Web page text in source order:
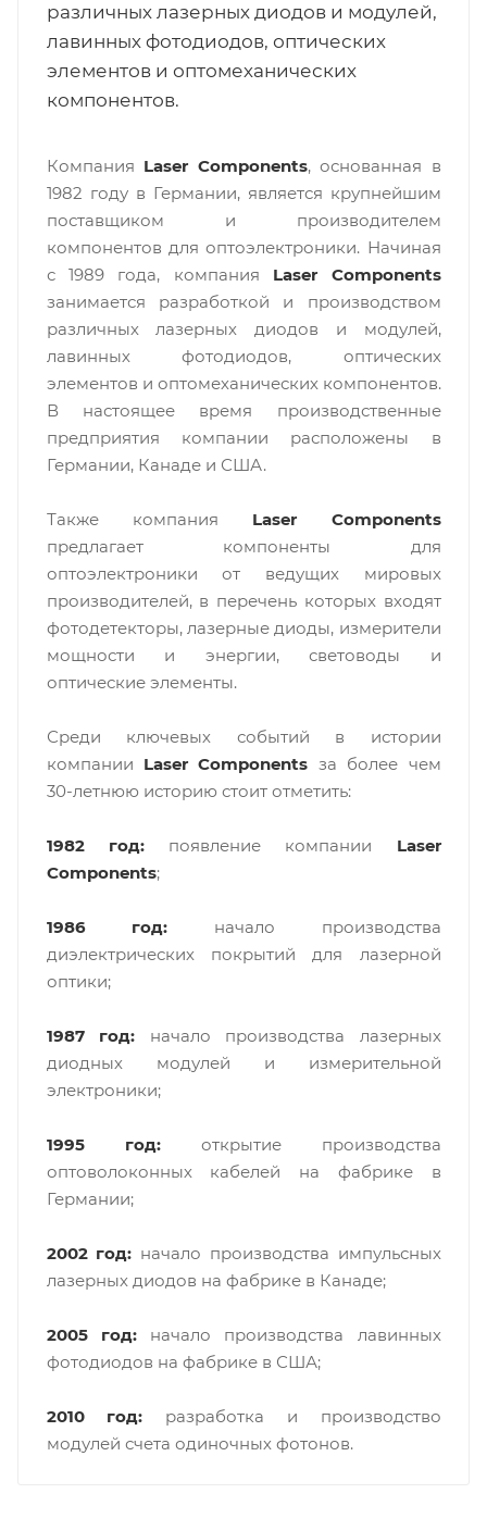
различных лазерных диодов и модулей,
лавинных фотодиодов, оптических
элементов и оптомеханических
компонентов.
Компания Laser Components, основанная в
1982 году в Германии, является крупнейшим
поставщиком и производителем
компонентов для оптоэлектроники. Начиная
с 1989 года, компания Laser Components
занимается разработкой и производством
различных лазерных диодов и модулей,
лавинных фотодиодов, оптических
элементов и оптомеханических компонентов.
В настоящее время производственные
предприятия компании расположены в
Германии, Канаде и США.
Также компания Laser Components
предлагает компоненты для
оптоэлектроники от ведущих мировых
производителей, в перечень которых входят
фотодетекторы, лазерные диоды, измерители
мощности и энергии, световоды и
оптические элементы.
Среди ключевых событий в истории
компании Laser Components за более чем
30-летнюю историю стоит отметить:
1982 год:появление компании Laser
Components;
1986 год: начало производства
диэлектрических покрытий для лазерной
оптики;
1987 год: начало производства лазерных
диодных модулей и измерительной
электроники;
1995 год:открытие производства
оптоволоконных кабелей на фабрике в
Германии;
2002 год: начало производства импульсных
лазерных диодов на фабрике в Канаде;
2005 год:начало производства лавинных
фотодиодов на фабрике в США;
2010 год: разработка и производство
модулей счета одиночных фотонов.